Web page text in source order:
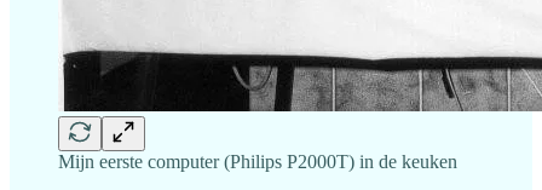
Mijn eerste computer (Philips P2000T) in de keuken